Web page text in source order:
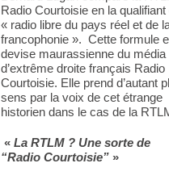
Radio Courtoisie en la qualifiant
« radio libre du pays réel et de
francophonie ». Cette formule
devise maurassienne du média
d’extrême droite français Radio
Courtoisie. Elle prend d’autant
sens par la voix de cet étrange
historien dans le cas de la
« La RTLM ? Une sorte de
“Radio Courtoisie” »